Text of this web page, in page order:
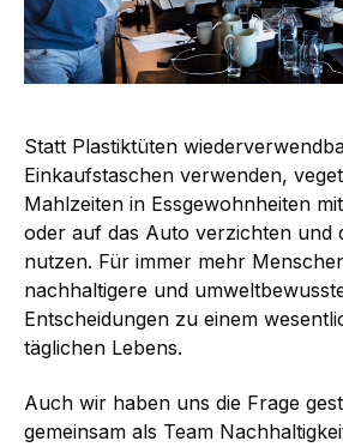
Statt Plastiktüten
Einkaufstaschen verwenden,
Mahlzeiten in Essgewohnheiten
oder auf das Auto verzichten und
nutzen. Für immer mehr
nachhaltigere und
Entscheidungen zu einem
täglichen Lebens.
Auch wir haben uns die Frage
gemeinsam als Team